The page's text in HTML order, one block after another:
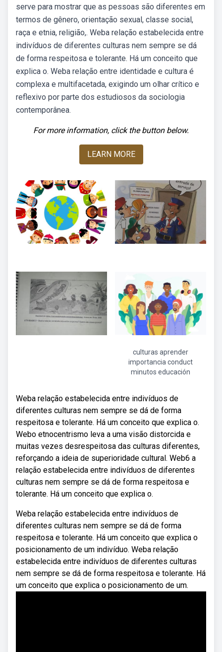
serve para mostrar que as pessoas são diferentes em
termos de gênero, orientação sexual, classe social,
raça e etnia, religião,. Weba relação estabelecida entre
indivíduos de diferentes culturas nem sempre se dá
de forma respeitosa e tolerante. Há um conceito que
explica o. Weba relação entre identidade e cultura é
complexa e multifacetada, exigindo um olhar crítico e
reflexivo por parte dos estudiosos da sociologia
contemporânea.
For more information, click the button below.
LEARN MORE
culturas aprender
importancia conduct
minutos educación
Weba relação estabelecida entre indivíduos de
diferentes culturas nem sempre se dá de forma
respeitosa e tolerante. Há um conceito que explica o.
Webo etnocentrismo leva a uma visão distorcida e
muitas vezes desrespeitosa das culturas diferentes,
reforçando a ideia de superioridade cultural. Web6 a
relação estabelecida entre indivíduos de diferentes
culturas nem sempre se dá de forma respeitosa e
tolerante. Há um conceito que explica o.
Weba relação estabelecida entre indivíduos de
diferentes culturas nem sempre se dá de forma
respeitosa e tolerante. Há um conceito que explica o
posicionamento de um indivíduo. Weba relação
estabelecida entre indivíduos de diferentes culturas
nem sempre se dá de forma respeitosa e tolerante. Há
um conceito que explica o posicionamento de um.